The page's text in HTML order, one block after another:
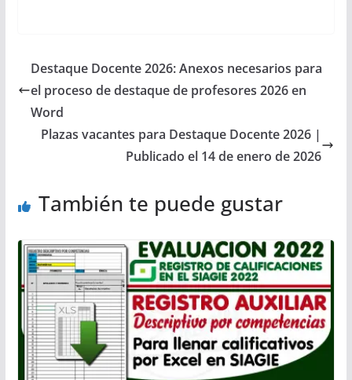
Destaque Docente 2026: Anexos necesarios para
el proceso de destaque de profesores 2026 en
Word
Plazas vacantes para Destaque Docente 2026 |
Publicado el 14 de enero de 2026
También te puede gustar